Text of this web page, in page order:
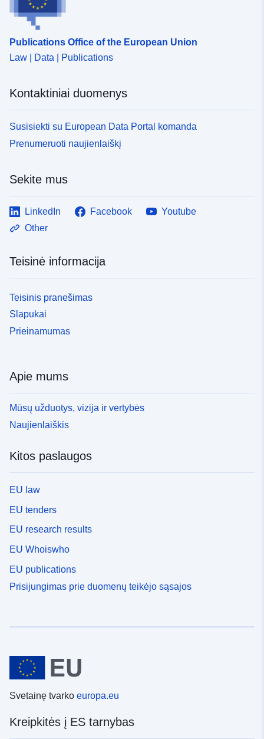
Publications Office of the European Union
Law | Data | Publications
Kontaktiniai duomenys
Susisiekti su European Data Portal komanda
Prenumeruoti naujienlaiškį
Sekite mus
LinkedIn Facebook
Youtube
Other
Teisinė informacija
Teisinis pranešimas
Slapukai
Prieinamumas
Apie mums
Mūsų užduotys, vizija ir vertybės
Naujienlaiškis
Kitos paslaugos
EU law
EU tenders
EU research results
EU Whoiswho
EU publications
Prisijungimas prie duomenų teikėjo sąsajos
Svetainę tvarko europa.eu
Kreipkitės į ES tarnybas